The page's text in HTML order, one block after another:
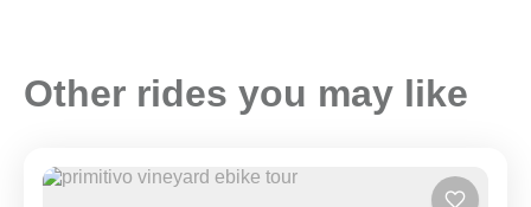
Other rides you may like